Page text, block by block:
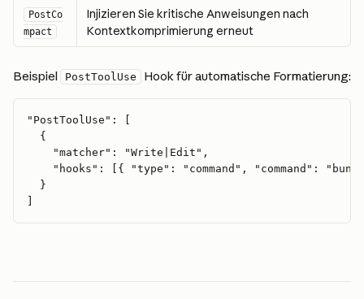
PostCo
mpact
Injizieren Sie kritische Anweisungen nach
Kontextkomprimierung erneut
Beispiel PostToolUse Hook für automatische Formatierung:
"PostToolUse": [
  {
    "matcher": "Write|Edit",
"hooks": [{ "type": "command", "command": "bun
  }